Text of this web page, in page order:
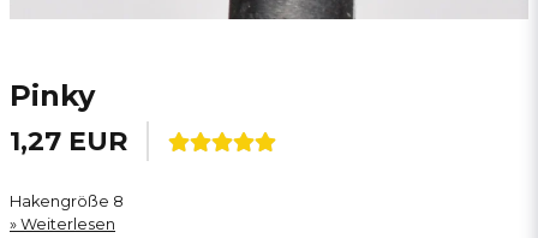
Pinky
1,27 EUR
Hakengröße 8
Weiterlesen